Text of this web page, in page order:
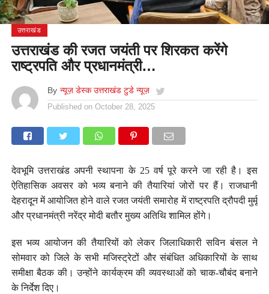
उत्तराखंड
उत्तराखंड की रजत जयंती पर शिरकत करेंगे
राष्ट्रपति और प्रधानमंत्री…
By न्यूज़ डेस्क उत्तराखंड टुडे न्यूज़
Published on October 28, 2025
देवभूमि उत्तराखंड अपनी स्थापना के 25 वर्ष पूरे करने जा रही है। इस
ऐतिहासिक अवसर को भव्य बनाने की तैयारियां जोरों पर हैं। राजधानी
देहरादून में आयोजित होने वाले रजत जयंती समारोह में राष्ट्रपति द्रौपदी मुर्मू
और प्रधानमंत्री नरेंद्र मोदी बतौर मुख्य अतिथि शामिल होंगे।
इस भव्य आयोजन की तैयारियों को लेकर जिलाधिकारी सविन बंसल ने
सोमवार को जिले के सभी मजिस्ट्रेटों और संबंधित अधिकारियों के साथ
समीक्षा बैठक की। उन्होंने कार्यक्रम की व्यवस्थाओं को चाक-चौबंद बनाने
के निर्देश दिए।